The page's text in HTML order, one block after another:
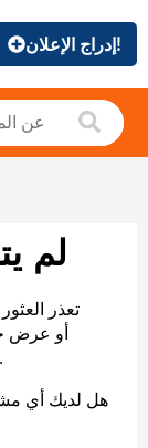
إدراج الإعلان!
لم
تعذر
الخاصة بنا لمساعدتك في العثور على ما تريد.
هل لديك أي